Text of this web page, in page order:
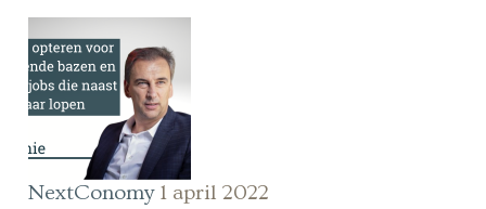
NextConomy 1 april 2022